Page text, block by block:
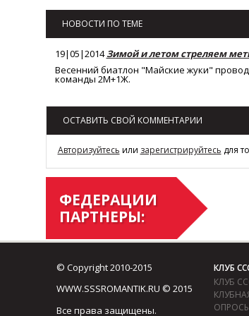
НОВОСТИ ПО ТЕМЕ
19|05|2014Зимой и летом стреляем
Весенний биатлон "Майские жуки"
команды 2М+1Ж.
ОСТАВИТЬ СВОЙ КОММЕНТАРИИ
Авторизуйтесь или зарегистрируйтесь для
ФЕДЕРАЦИИ
ПАРТНЕРЫ:
© Copyright 2010-2015
WWW.SSSROMANTIK.RU © 2015
Все права защищены.
КЛУБ
КЛУБ